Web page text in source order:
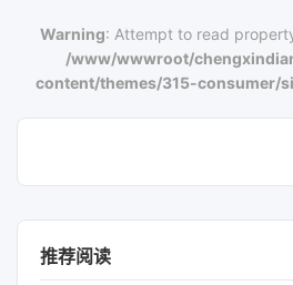
Warning: Attempt to read
/www/wwwroot/
content/themes/315-consumer/
推荐阅读